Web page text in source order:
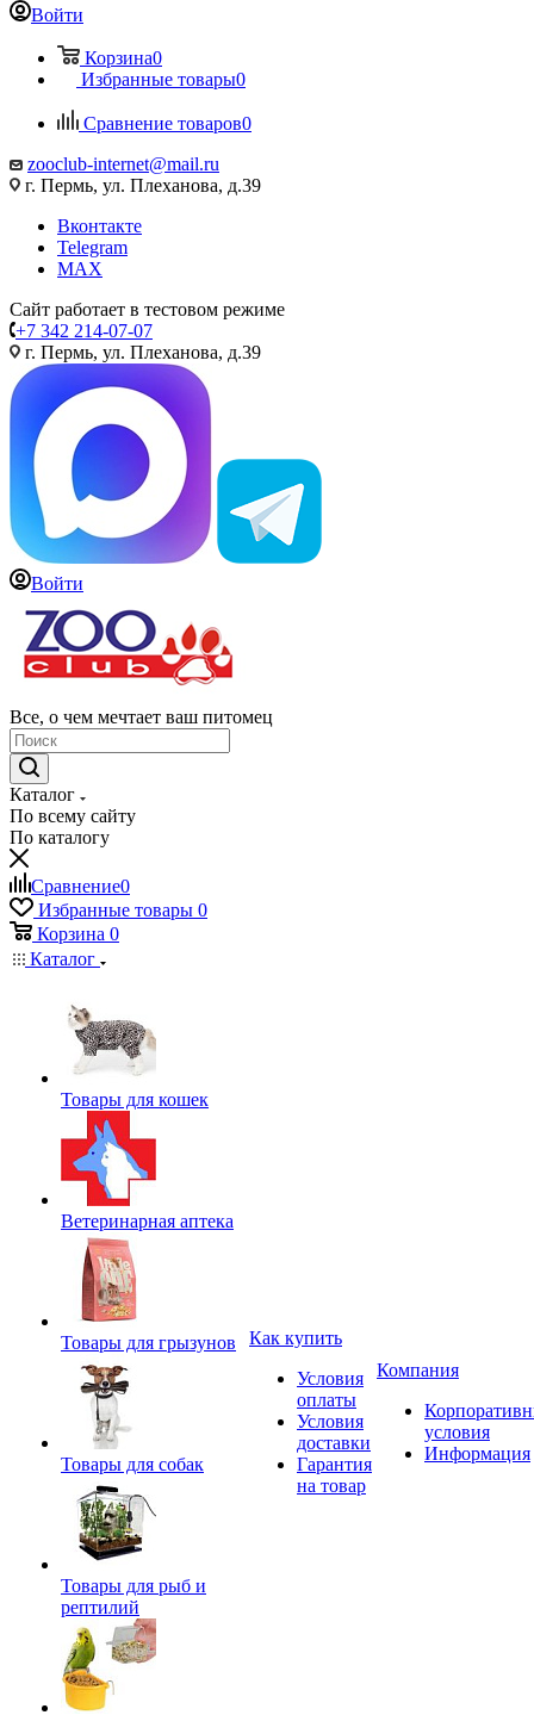
Войти
Корзина0
Избранные товары0
Сравнение товаров0
zooclub-internet@mail.ru
г. Пермь, ул. Плеханова, д.39
Вконтакте
Telegram
MAX
Сайт работает в тестовом режиме
+7 342 214-07-07
г. Пермь, ул. Плеханова, д.39
Войти
Все, о чем мечтает ваш питомец
Каталог
По всему сайту
По каталогу
Сравнение0
Избранные товары 0
Корзина 0
Каталог
Товары для кошек
Ветеринарная аптека
Товары для грызунов
Товары для собак
Товары для рыб и
рептилий
Как купить
Условия
оплаты
Условия
доставки
Гарантия
на товар
Компания
условия
Информация